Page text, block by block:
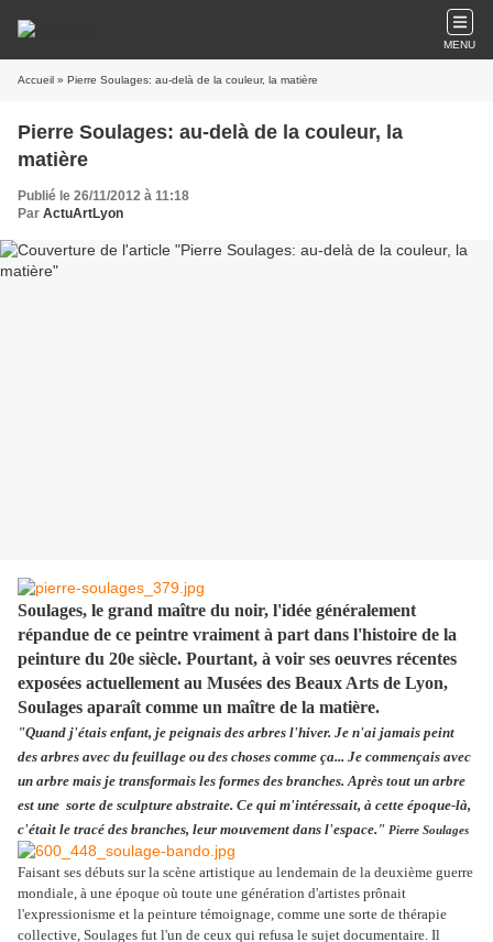
MENU
Accueil » Pierre Soulages: au-delà de la couleur, la matière
Pierre Soulages: au-delà de la couleur, la
matière
Publié le 26/11/2012 à 11:18
Par ActuArtLyon
Soulages, le grand maître du noir, l'idée généralement
répandue de ce peintre vraiment à part dans l'histoire de la
peinture du 20e siècle. Pourtant, à voir ses oeuvres récentes
exposées actuellement au Musées des Beaux Arts de Lyon,
Soulages aparaît comme un maître de la matière.
"Quand j'étais enfant, je peignais des arbres l'hiver. Je n'ai jamais peint
des arbres avec du feuillage ou des choses comme ça... Je commençais avec
un arbre mais je transformais les formes des branches. Après tout un arbre
est une sorte de sculpture abstraite. Ce qui m'intéressait, à cette époque-là,
c'était le tracé des branches, leur mouvement dans l'espace." Pierre Soulages
Faisant ses débuts sur la scène artistique au lendemain de la deuxième guerre
mondiale, à une époque où toute une génération d'artistes prônait
l'expressionisme et la peinture témoignage, comme une sorte de thérapie
collective, Soulages fut l'un de ceux qui refusa le sujet documentaire. Il